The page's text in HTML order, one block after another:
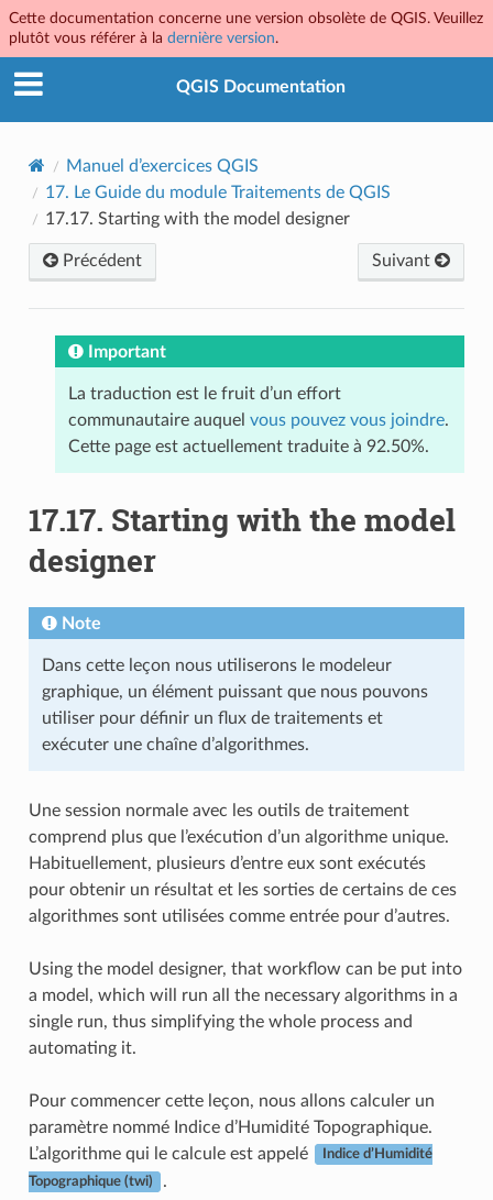
Cette documentation concerne une version obsolète de QGIS. Veuillez
plutôt vous référer à la dernière version.
QGIS Documentation
Manuel d’exercices QGIS
17. Le Guide du module Traitements de QGIS
17.17. Starting with the model designer
Précédent Suivant
Important
La traduction est le fruit d’un effort
communautaire auquel vous pouvez vous joindre.
Cette page est actuellement traduite à 92.50%.
17.17. Starting with the model
designer
Note
Dans cette leçon nous utiliserons le modeleur
graphique, un élément puissant que nous pouvons
utiliser pour définir un flux de traitements et
exécuter une chaîne d’algorithmes.
Une session normale avec les outils de traitement
comprend plus que l’exécution d’un algorithme unique.
Habituellement, plusieurs d’entre eux sont exécutés
pour obtenir un résultat et les sorties de certains de ces
algorithmes sont utilisées comme entrée pour d’autres.
Using the model designer, that workflow can be put into
a model, which will run all the necessary algorithms in a
single run, thus simplifying the whole process and
automating it.
Pour commencer cette leçon, nous allons calculer un
paramètre nommé Indice d’Humidité Topographique.
L’algorithme qui le calcule est appelé
Indice d’Humidité
Topographique (twi) .